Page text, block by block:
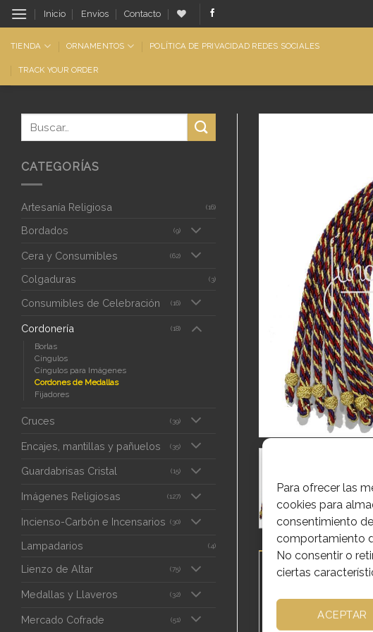
Para ofrecer las
cookies para
consentimiento
comportamiento
No consentir o
ciertas
ACEPTAR
Saltar
al
contenido
Inicio Envíos Contacto
TIENDA ORNAMENTOS POLÍTICA DE PRIVACIDAD REDES SOCIALES
TRACK YOUR ORDER
CATEGORÍAS
Artesanía Religiosa (16)
Bordados (9)
Cera y Consumibles (62)
Colgaduras (3)
Consumibles de Celebración (16)
Cordonería (18)
Borlas
Cíngulos
Cíngulos para Imágenes
Cordones de Medallas
Fijadores
Cruces (39)
Encajes, mantillas y pañuelos (35)
Guardabrisas Cristal (15)
Imágenes Religiosas (127)
Incienso-Carbón e Incensarios (30)
Lampadarios (4)
Lienzo de Altar (75)
Medallas y Llaveros (32)
Mercado Cofrade (51)
Cordón para